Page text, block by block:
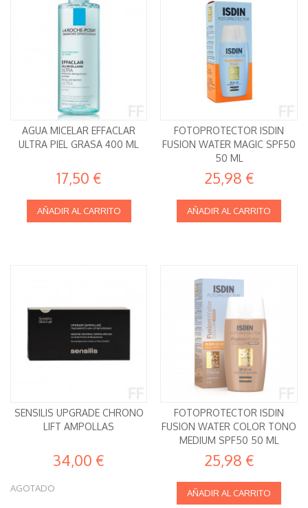
AGUA MICELAR EFFACLAR
ULTRA PIEL GRASA 400 ML
17,50 €
AÑADIR AL CARRITO
FOTOPROTECTOR ISDIN
FUSION WATER MAGIC SPF50
50 ML
25,98 €
AÑADIR AL CARRITO
SENSILIS UPGRADE CHRONO
LIFT AMPOLLAS
34,00 €
AGOTADO
FOTOPROTECTOR ISDIN
FUSION WATER COLOR TONO
MEDIUM SPF50 50 ML
25,98 €
AÑADIR AL CARRITO